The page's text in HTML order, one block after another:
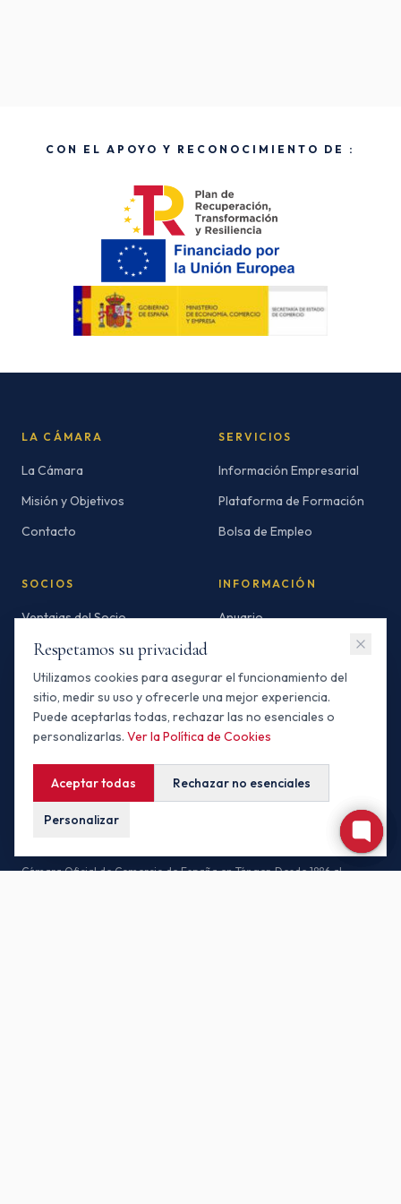
Respetamos su privacidad
Utilizamos cookies para asegurar el funcionamiento del
sitio, medir su uso y ofrecerle una mejor experiencia.
Puede aceptarlas todas, rechazar las no esenciales o
personalizarlas. Ver la Política de Cookies
Aceptar todas Rechazar no esenciales
Personalizar
CON EL APOYO Y RECONOCIMIENTO DE :
LA CÁMARA
La Cámara
Misión y Objetivos
Contacto
SERVICIOS
Información Empresarial
Plataforma de Formación
Bolsa de Empleo
SOCIOS
Ventajas del Socio
Socios Standard
Socios Premium
Buscador de Socios
INFORMACIÓN
Anuario
Invertir en Marruecos
Cámara Oficial de Comercio de España en Tánger. Desde 1886 al